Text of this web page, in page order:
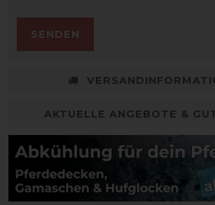
SENDEN
AKTUELLE ANGEBOTE &